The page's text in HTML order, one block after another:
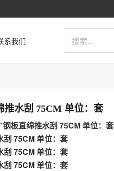
系我们
水刮 75CM 单位：套
板直绵推水刮 75CM 单位：套
75CM 单位：套
75CM 单位：套
75CM 单位：套